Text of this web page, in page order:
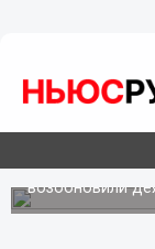
15.06.202014:15
отметили
Также на карте
возобновили